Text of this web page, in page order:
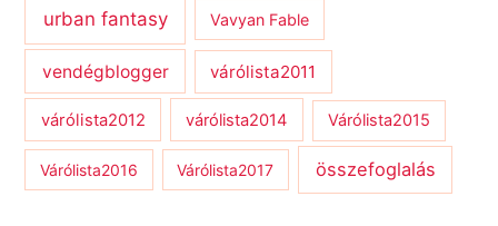
urban fantasy Vavyan Fable
vendégblogger várólista2011
várólista2012 várólista2014 Várólista2015
Várólista2016 Várólista2017 összefoglalás